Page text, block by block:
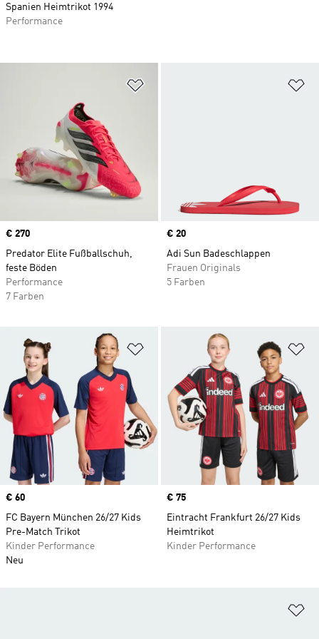
Price
€ 270
Predator Elite Fußballschuh,
feste Böden
Performance
7 Farben
Price
€ 20
Adi Sun Badeschlappen
Frauen Originals
5 Farben
Zur Wunschliste hinzufügen
Price
€ 60
FC Bayern München 26/27 Kids
Pre-Match Trikot
Kinder Performance
Neu
Price
€ 75
Eintracht Frankfurt 26/27 Kids
Heimtrikot
Kinder Performance
Spanien Heimtrikot 1994
Performance